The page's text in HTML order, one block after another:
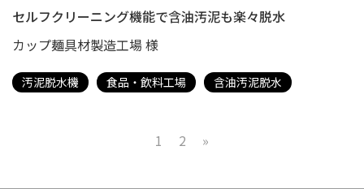
セルフクリーニング機能で含油汚泥も楽々脱水
カップ麺具材製造工場 様
汚泥脱水機 食品・飲料工場 含油汚泥脱水
1 2 »